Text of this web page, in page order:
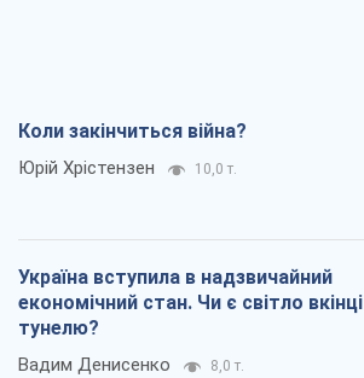
Коли закінчиться війна?
Юрій Хрістензен 10,0 т.
Україна вступила в надзвичайний
економічний стан. Чи є світло вкінці
тунелю?
Вадим Денисенко 8,0 т.